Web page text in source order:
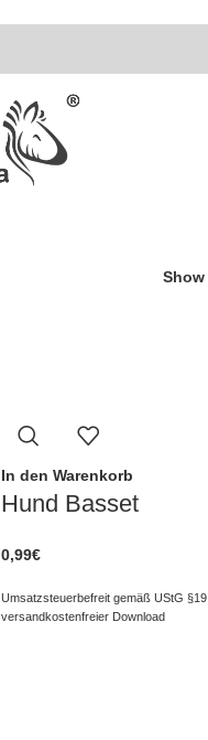
Show
In den Warenkorb
Hund Basset
0,99€
Umsatzsteuerbefreit gemäß UStG §19
versandkostenfreier Download